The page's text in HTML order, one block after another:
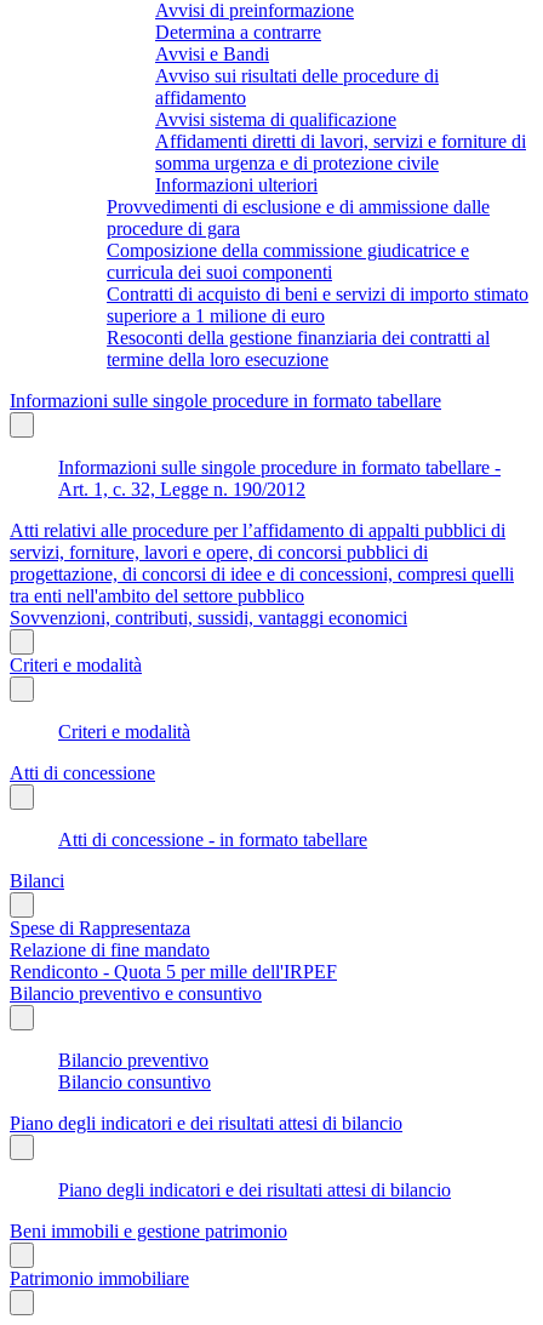
Avvisi di preinformazione
Determina a contrarre
Avvisi e Bandi
Avviso sui risultati delle procedure di
affidamento
Avvisi sistema di qualificazione
Affidamenti diretti di lavori, servizi e forniture di
somma urgenza e di protezione civile
Informazioni ulteriori
Provvedimenti di esclusione e di ammissione dalle
procedure di gara
Composizione della commissione giudicatrice e
curricula dei suoi componenti
Contratti di acquisto di beni e servizi di importo stimato
superiore a 1 milione di euro
Resoconti della gestione finanziaria dei contratti al
termine della loro esecuzione
Informazioni sulle singole procedure in formato tabellare
Informazioni sulle singole procedure in formato tabellare -
Art. 1, c. 32, Legge n. 190/2012
Atti relativi alle procedure per l’affidamento di appalti pubblici di
servizi, forniture, lavori e opere, di concorsi pubblici di
progettazione, di concorsi di idee e di concessioni, compresi quelli
tra enti nell'ambito del settore pubblico
Sovvenzioni, contributi, sussidi, vantaggi economici
Criteri e modalità
Criteri e modalità
Atti di concessione
Atti di concessione - in formato tabellare
Bilanci
Spese di Rappresentaza
Relazione di fine mandato
Rendiconto - Quota 5 per mille dell'IRPEF
Bilancio preventivo e consuntivo
Bilancio preventivo
Bilancio consuntivo
Piano degli indicatori e dei risultati attesi di bilancio
Piano degli indicatori e dei risultati attesi di bilancio
Beni immobili e gestione patrimonio
Patrimonio immobiliare